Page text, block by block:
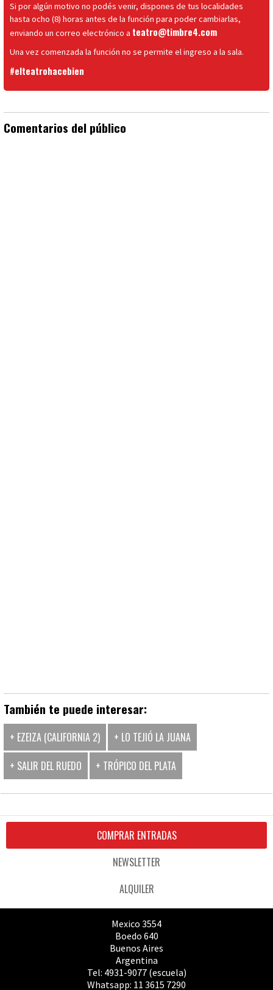
Si por algún motivo no podés venir, dispones de tus localidades
hasta ocho (8) horas antes de la función para poder cambiarlas,
enviando un correo electrónico a teatro@timbre4.com
Una vez comenzada la función no se permite el ingreso a la sala.
#elteatrohacebien
Comentarios del público
También te puede interesar:
+ EZEIZA (CALIFORNIA 2)
+ LO TEJIÓ LA JUANA
+ SALIR DEL RUEDO
+ TRÓPICO DEL PLATA
COMPRAR ENTRADAS
NEWSLETTER
ALQUILER
Mexico 3554
Boedo 640
Buenos Aires
Argentina
Tel: 4931-9077 (escuela)
Whatsapp: 11 3615 7290